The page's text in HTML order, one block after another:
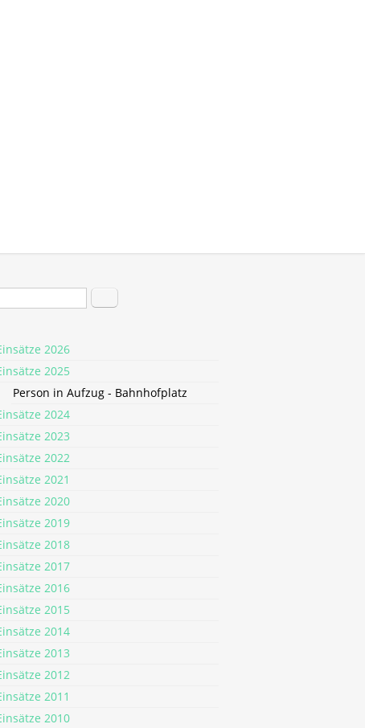
Suche
2026
2025
Person in Aufzug - Bahnhofplatz
2024
2023
2022
2021
2020
2019
2018
2017
2016
2015
2014
2013
2012
2011
2010